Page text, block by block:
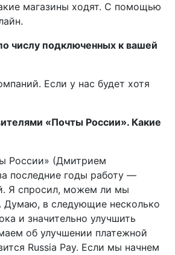
магазины ходят. С помощью
числу подключенных к вашей
Если у нас будет хотя
«Почты России». Какие
России» (Дмитрием
последние годы работу —
Я спросил, можем ли мы
Думаю, в следующие несколько
и значительно улучшить
об улучшении платежной
Russia Pay. Если мы начнем